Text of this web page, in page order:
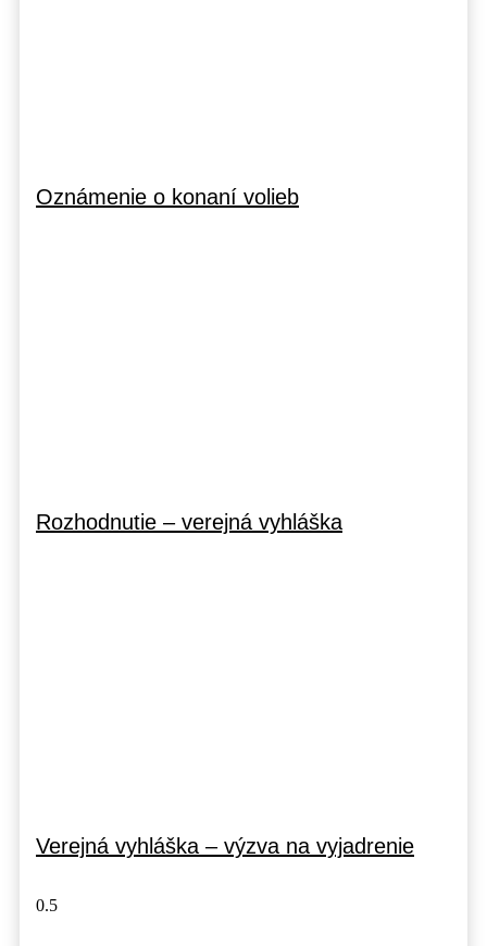
Oznámenie o konaní volieb
Rozhodnutie – verejná vyhláška
Verejná vyhláška – výzva na vyjadrenie